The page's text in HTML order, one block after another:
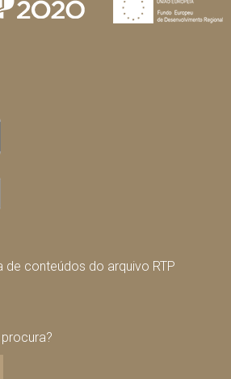
de conteúdos do arquivo RTP